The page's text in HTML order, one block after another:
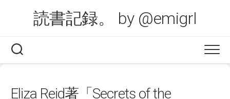
読書記録。 by @emigrl
Eliza Reid著「Secrets of the